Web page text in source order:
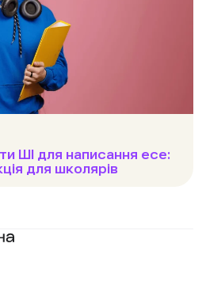
ШІ для написання есе:
для школярів